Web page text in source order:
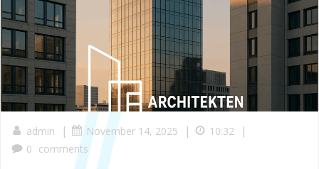
admin | November 14, 2025 | 10:32 |
0 comments